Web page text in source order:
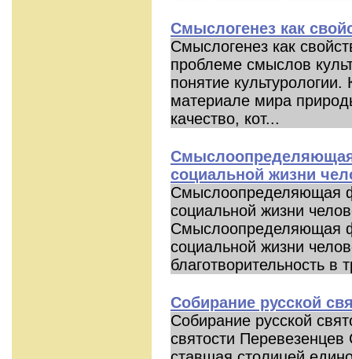
Смыслогенез как
Смыслогенез как
проблеме смыслов
понятие
материале мира
качество, кот...
социальной жизни
Смыслоопределяющая
социальной жизни
Смыслоопределяющая
социальной жизни
благотворительность в
Собирание русской
Собирание русской
святости